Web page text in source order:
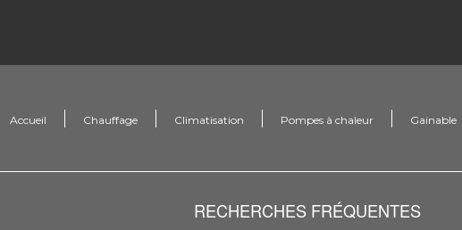
Accueil Chauffage Climatisation Pompes à chaleur Gainable
RECHERCHES FRÉQUENTES